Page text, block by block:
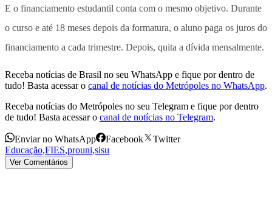
E o financiamento estudantil conta com o mesmo objetivo. Durante
o curso e até 18 meses depois da formatura, o aluno paga os juros do
financiamento a cada trimestre. Depois, quita a dívida mensalmente.
Receba notícias de Brasil no seu WhatsApp e fique por dentro de
tudo! Basta acessar o canal de notícias do Metrópoles no WhatsApp.
Receba notícias do Metrópoles no seu Telegram e fique por dentro
de tudo! Basta acessar o canal de notícias no Telegram.
Enviar no WhatsApp Facebook
Twitter
Educação,FIES,prouni,sisu
Ver Comentários